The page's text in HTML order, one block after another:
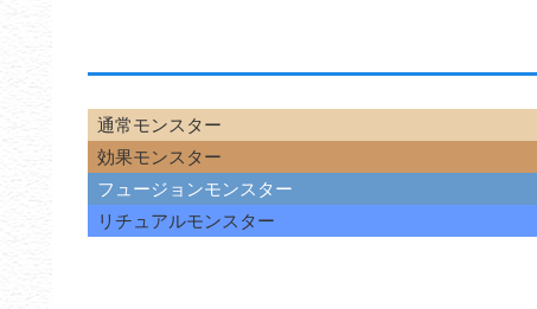
通常モンスター
効果モンスター
フュージョンモンスター
リチュアルモンスター